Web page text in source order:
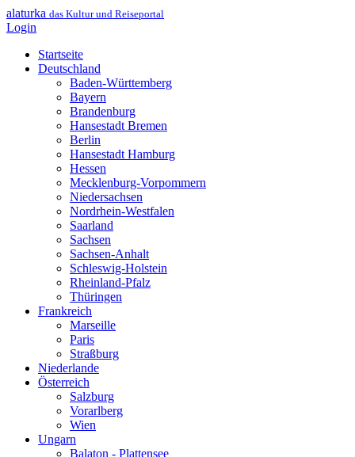
alaturka das Kultur und Reiseportal
Login
Startseite
Deutschland
Baden-Württemberg
Bayern
Brandenburg
Hansestadt Bremen
Berlin
Hansestadt Hamburg
Hessen
Mecklenburg-Vorpommern
Niedersachsen
Nordrhein-Westfalen
Saarland
Sachsen
Sachsen-Anhalt
Schleswig-Holstein
Rheinland-Pfalz
Thüringen
Frankreich
Marseille
Paris
Straßburg
Niederlande
Österreich
Salzburg
Vorarlberg
Wien
Ungarn
Balaton - Plattensee